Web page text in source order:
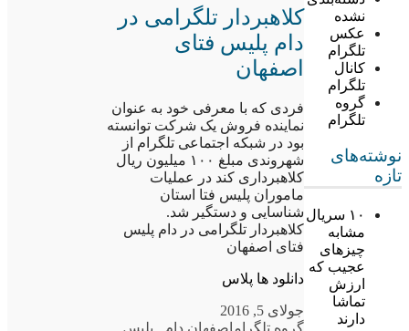
نشده
عکس
تلگرام
کانال
تلگرام
گروه
تلگرام
نوشته‌های
تازه
۱۰ سریال
مشابه
چیزهای
عجیب که
ارزش
تماشا
دارند
کلاهبردار تلگرامی در
دام پلیس فتای
اصفهان
فردی که با معرفی خود به عنوان
نماینده فروش یک شرکت توانسته
بود در شبکه اجتماعی تلگرام از
شهروندی مبلغ ۱۰۰ میلیون ریال
کلاهبرداری کند در عملیات
ماموران پلیس فتا استان
شناسایی و دستگیر شد.
کلاهبردار تلگرامی در دام پلیس
فتای اصفهان
دانلود ها پلاس
جولای 5, 2016
گروه تلگراماصفهان دام , پلیس ,